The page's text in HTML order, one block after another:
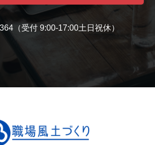
（受付 9:00-17:00土日祝休）